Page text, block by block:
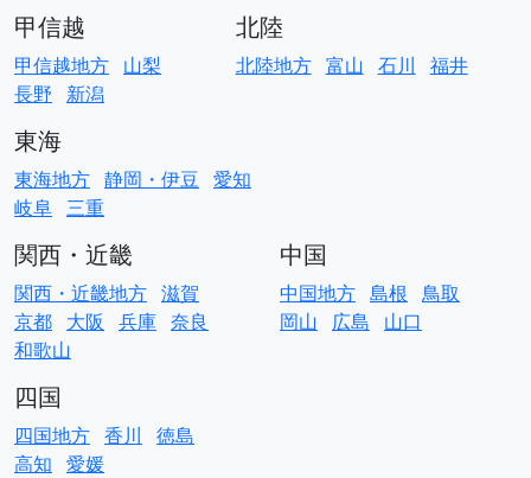
甲信越
甲信越地方 山梨
長野
新潟
北陸
北陸地方 富山 石川 福井
東海
東海地方 静岡・伊豆 愛知
岐阜 三重
関西・近畿
関西・近畿地方 滋賀
京都 大阪 兵庫 奈良
和歌山
中国
中国地方 島根 鳥取
岡山
広島 山口
四国
四国地方 香川
徳島
高知 愛媛